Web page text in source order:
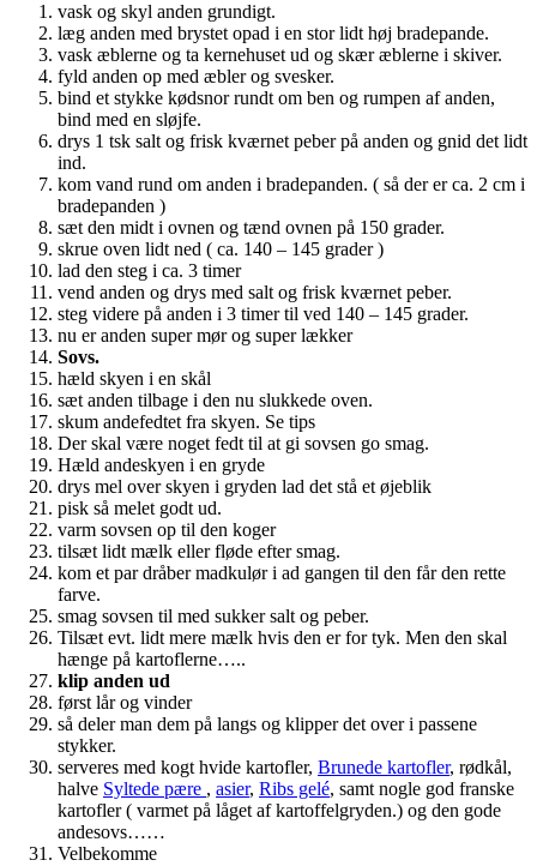
vask og skyl anden grundigt.
læg anden med brystet opad i en stor lidt høj bradepande.
vask æblerne og ta kernehuset ud og skær æblerne i skiver.
fyld anden op med æbler og svesker.
bind et stykke kødsnor rundt om ben og rumpen af anden,
bind med en sløjfe.
drys 1 tsk salt og frisk kværnet peber på anden og gnid det lidt
ind.
kom vand rund om anden i bradepanden. ( så der er ca. 2 cm i
bradepanden )
sæt den midt i ovnen og tænd ovnen på 150 grader.
skrue oven lidt ned ( ca. 140 – 145 grader )
lad den steg i ca. 3 timer
vend anden og drys med salt og frisk kværnet peber.
steg videre på anden i 3 timer til ved 140 – 145 grader.
nu er anden super mør og super lækker
Sovs.
hæld skyen i en skål
sæt anden tilbage i den nu slukkede oven.
skum andefedtet fra skyen. Se tips
Der skal være noget fedt til at gi sovsen go smag.
Hæld andeskyen i en gryde
drys mel over skyen i gryden lad det stå et øjeblik
pisk så melet godt ud.
varm sovsen op til den koger
tilsæt lidt mælk eller fløde efter smag.
kom et par dråber madkulør i ad gangen til den får den rette
farve.
smag sovsen til med sukker salt og peber.
Tilsæt evt. lidt mere mælk hvis den er for tyk. Men den skal
hænge på kartoflerne…..
klip anden ud
først lår og vinder
så deler man dem på langs og klipper det over i passene
stykker.
serveres med kogt hvide kartofler, Brunede kartofler, rødkål,
halve Syltede pære , asier, Ribs gelé, samt nogle god franske
kartofler ( varmet på låget af kartoffelgryden.) og den gode
andesovs……
Velbekomme